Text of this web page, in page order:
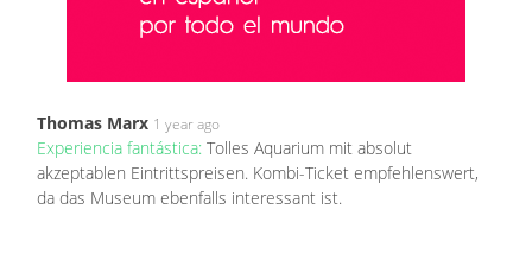
Thomas Marx 1 year ago
Experiencia fantástica: Tolles Aquarium mit absolut
akzeptablen Eintrittspreisen. Kombi-Ticket empfehlenswert,
da das Museum ebenfalls interessant ist.